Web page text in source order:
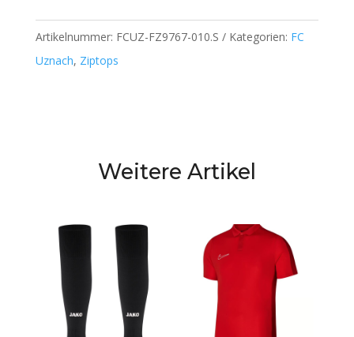
Uznach
Menge
Artikelnummer: FCUZ-FZ9767-010.S Kategorien: FC
Uznach, Ziptops
Weitere Artikel